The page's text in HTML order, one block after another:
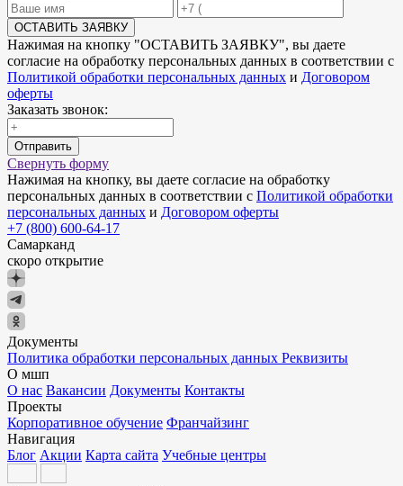
ОСТАВИТЬ ЗАЯВКУ
Нажимая на кнопку "ОСТАВИТЬ ЗАЯВКУ", вы даете
согласие на обработку персональных данных в соответствии с
Политикой обработки персональных данных и Договором
оферты
Заказать звонок:
Отправить
Свернуть форму
Нажимая на кнопку, вы даете согласие на обработку
персональных данных в соответствии с Политикой обработки
персональных данных и Договором оферты
+7 (800) 600-64-17
Самарканд
скоро открытие
Документы
Политика обработки персональных данных Реквизиты
О мшп
О нас Вакансии Документы Контакты
Проекты
Корпоративное обучение Франчайзинг
Навигация
Блог Акции Карта сайта Учебные центры